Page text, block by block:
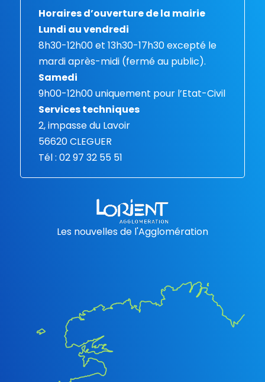
Horaires d’ouverture de la mairie
Lundi au vendredi
8h30-12h00 et 13h30-17h30 excepté le
mardi après-midi (fermé au public).
Samedi
9h00-12h00 uniquement pour l’Etat-Civil
Services techniques
2, impasse du Lavoir
56620 CLEGUER
Tél : 02 97 32 55 51
Les nouvelles de l'Agglomération